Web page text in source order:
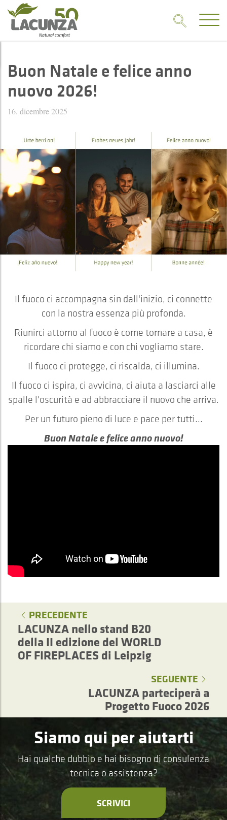
Buon Natale e felice anno
nuovo 2026!
16. dicembre 2025
Il fuoco ci accompagna sin dall'inizio, ci connette
con la nostra essenza più profonda.
Riunirci attorno al fuoco è come tornare a casa, è
ricordare chi siamo e con chi vogliamo stare.
Il fuoco ci protegge, ci riscalda, ci illumina.
Il fuoco ci ispira, ci avvicina, ci aiuta a lasciarci alle
spalle l'oscurità e ad abbracciare il nuovo che arriva.
Per un futuro pieno di luce e pace per tutti...
Buon Natale e felice anno nuovo!
PRECEDENTE
LACUNZA nello stand B20
della II edizione del WORLD
OF FIREPLACES di Leipzig
LACUNZA parteciperà a
Progetto Fuoco 2026
SEGUENTE
Siamo qui per aiutarti
Hai qualche dubbio e hai bisogno di consulenza
tecnica o assistenza?
SCRIVICI